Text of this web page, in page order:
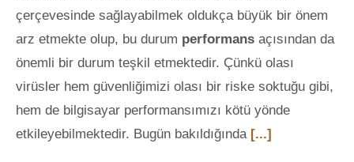
çerçevesinde sağlayabilmek oldukça büyük bir önem
arz etmekte olup, bu durum performans açısından da
önemli bir durum teşkil etmektedir. Çünkü olası
virüsler hem güvenliğimizi olası bir riske soktuğu gibi,
hem de bilgisayar performansımızı kötü yönde
etkileyebilmektedir. Bugün bakıldığında [...]